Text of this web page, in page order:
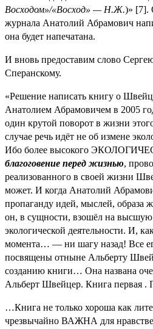
Восходом»/«Восход» — Н.Ж.)» [7].
журнала Анатолий Абрамович
она будет напечатана.
И вновь предоставим слово
Сперанскому.
«Решение написать книгу о
Анатолием Абрамовичем в 2005
один крутой поворот в жизни
случае речь идёт не об измене
Ибо более высокого
благоговение перед жизнью,
реализованного в своей жизни
может. И когда Анатолий
пропаганду идей, мыслей, образа
он, в сущности, взошёл на высшую
экологической деятельности. И,
момента… — ни шагу назад! Все
посвящены отныне Альберту
созданию книги… Она названа
Альберт Швейцер. Книга первая
…Книга не только хороша как
чрезвычайно ВАЖНА для